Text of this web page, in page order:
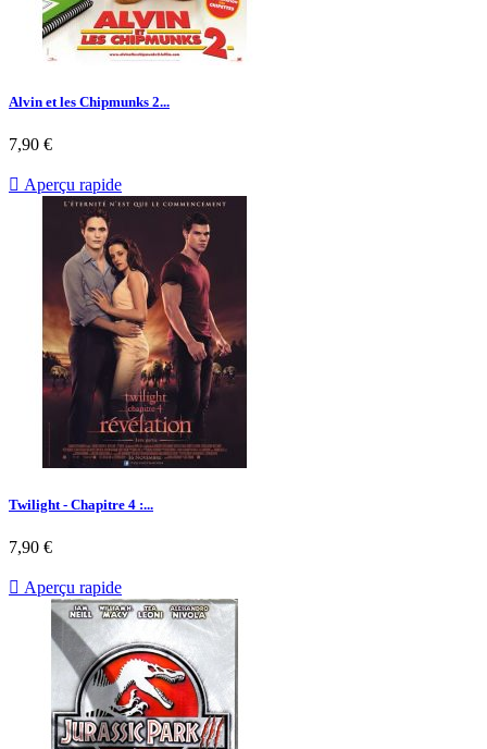
Alvin et les Chipmunks 2...
Prix
7,90 €
 Aperçu rapide
Twilight - Chapitre 4 :...
Prix
7,90 €
 Aperçu rapide